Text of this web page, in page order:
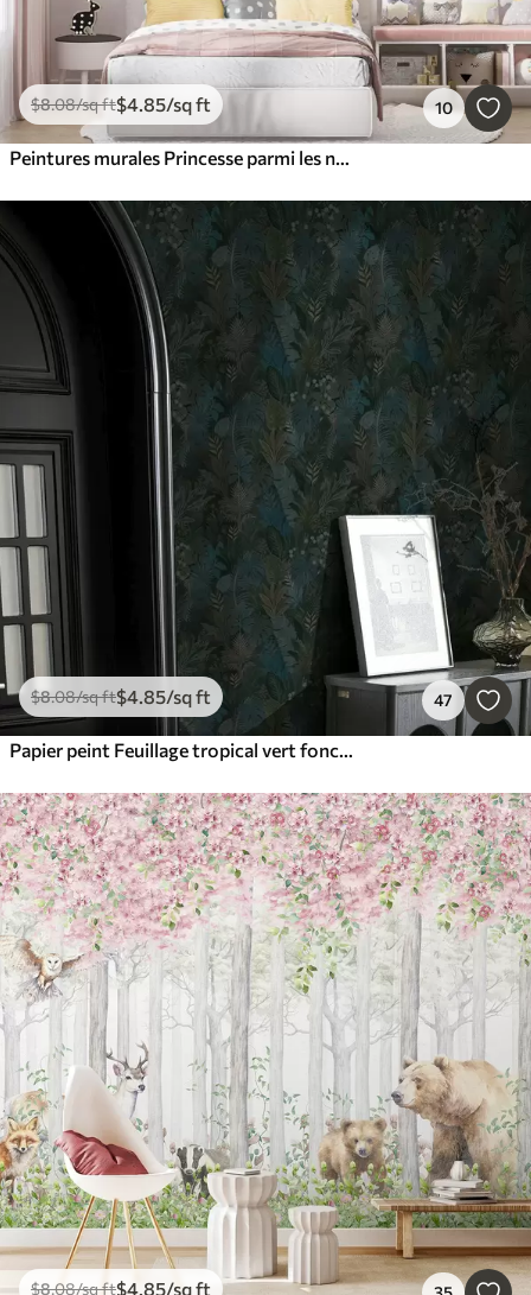
$8.08/sq ft$4.85/sq ft 10
Peintures murales Princesse parmi les nuages sur fond de paysage avec château
$8.08/sq ft$4.85/sq ft 47
Papier peint Feuillage tropical vert foncé avec des accents bleus
$8.08/sq ft$4.85/sq ft